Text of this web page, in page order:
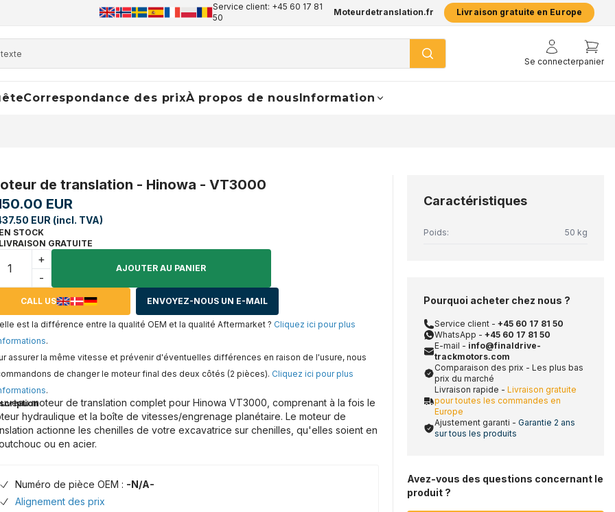
Service client: +45 60 17 81
50
Moteurdetranslation.fr Livraison gratuite en Europe
Se connecterpanier
Correspondance des prixÀ propos de nousInformation
de translation - Hinowa - VT3000
EUR
EUR (incl. TVA)
EN STOCK
LIVRAISON GRATUITE
+
-
AJOUTER AU PANIER
CALL US ENVOYEZ-NOUS UN E-MAIL
est la différence entre la qualité OEM et la qualité Aftermarket ? Cliquez ici pour plus
.
assurer la même vitesse et prévenir d'éventuelles différences en raison de l'usure, nous
de changer le moteur final des deux côtés (2 pièces). Cliquez ici pour plus
.
moteur de translation complet pour Hinowa VT3000, comprenant à la fois le
hydraulique et la boîte de vitesses/engrenage planétaire. Le moteur de
actionne les chenilles de votre excavatrice sur chenilles, qu'elles soient en
ou en acier.
Numéro de pièce OEM : -N/A-
Alignement des prix
Caractéristiques
Poids: 50 kg
Pourquoi acheter chez nous ?
Service client - +45 60 17 81 50
WhatsApp - +45 60 17 81 50
E-mail - info@finaldrive-
trackmotors.com
Comparaison des prix - Les plus bas
prix du marché
Livraison rapide - Livraison gratuite
pour toutes les commandes en
Europe
Ajustement garanti - Garantie 2 ans
sur tous les produits
Avez-vous des questions concernant le
produit ?